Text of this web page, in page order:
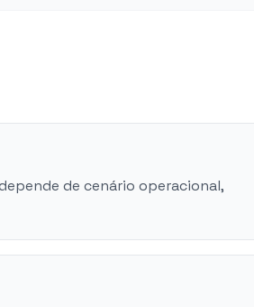
de cenário operacional,